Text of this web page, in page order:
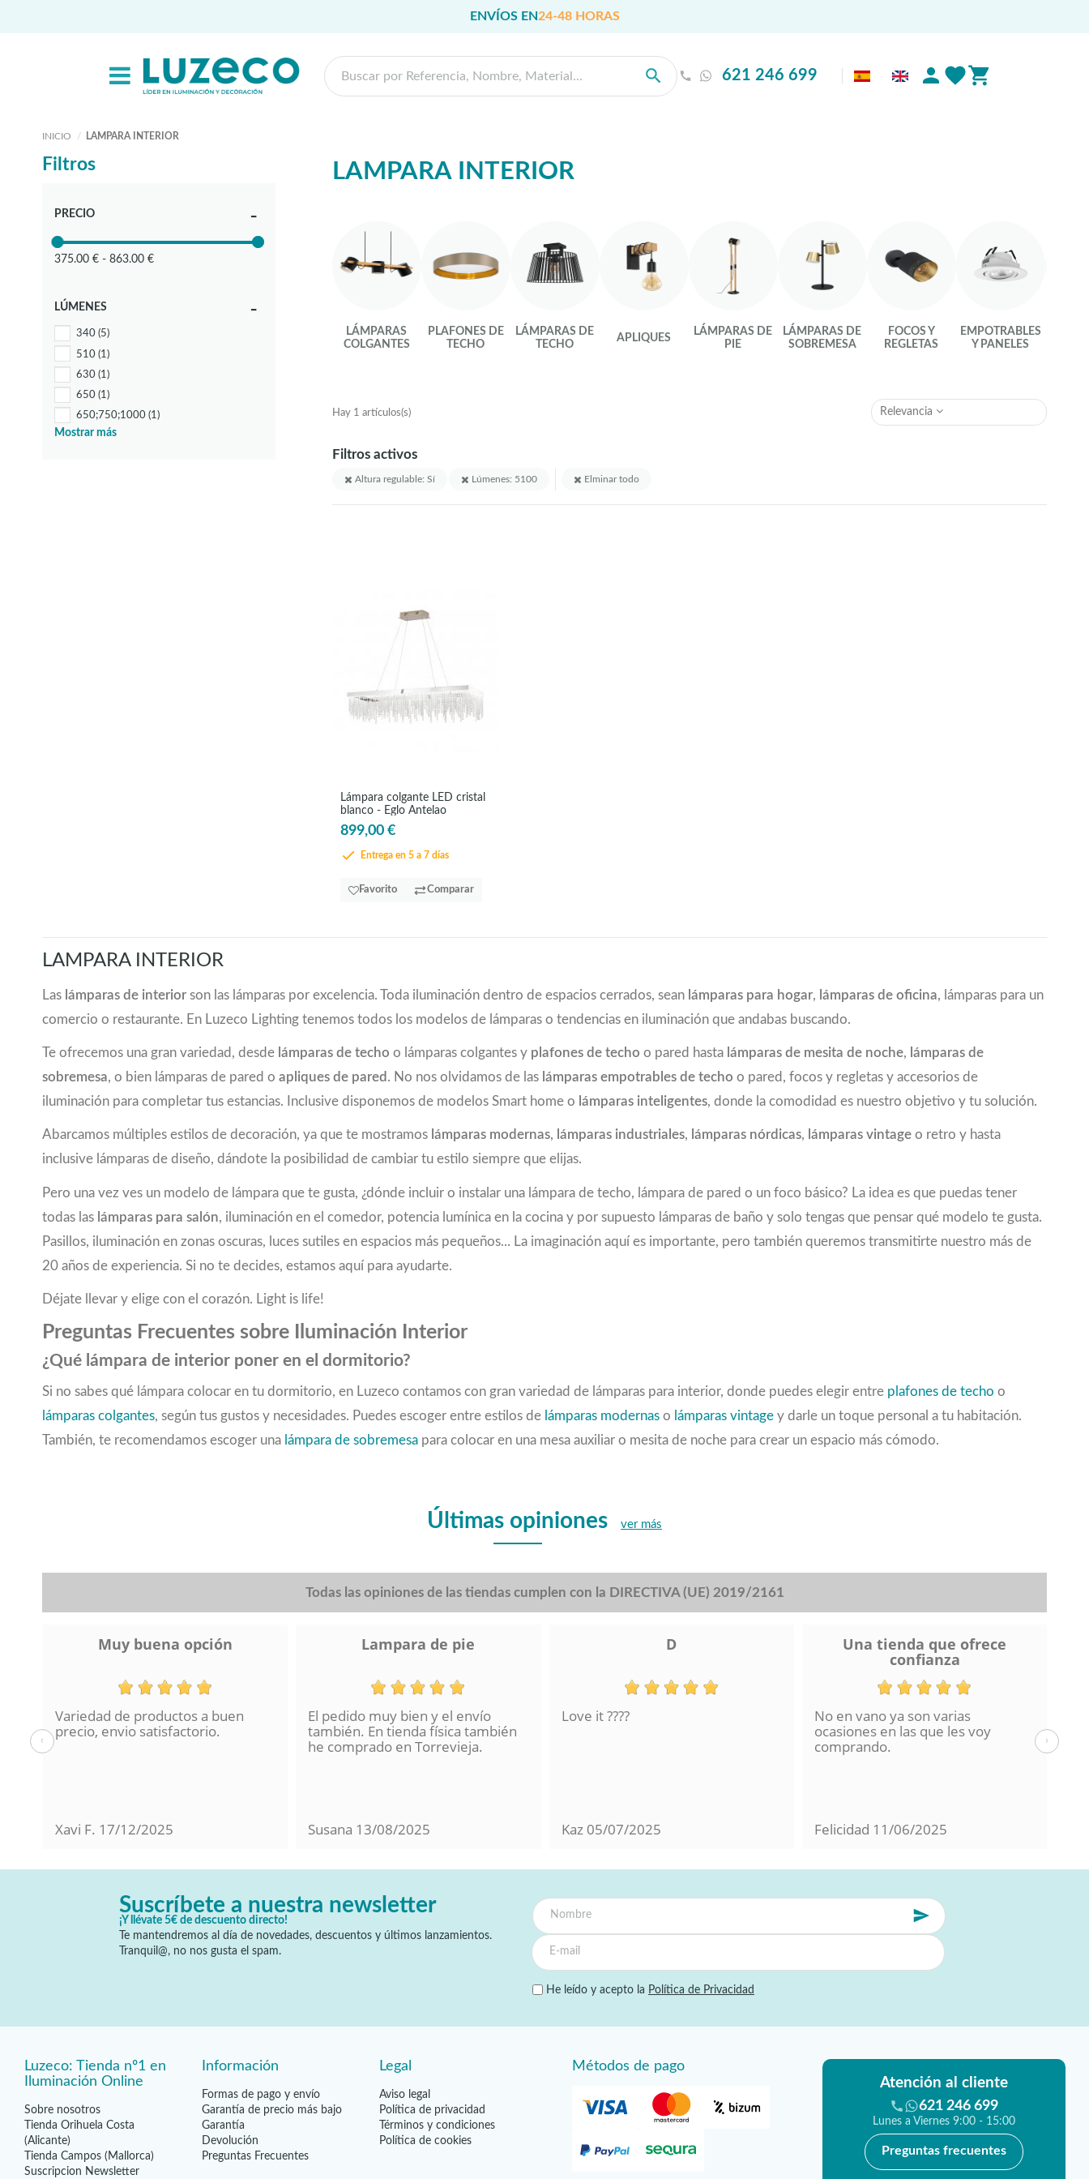
ENVÍOS EN24-48 HORAS
621 246 699
INICIO LAMPARA INTERIOR
LAMPARA INTERIOR
LÁMPARAS
COLGANTES
PLAFONES DE
TECHO
LÁMPARAS DE
TECHO
APLIQUES
LÁMPARAS DE
PIE
LÁMPARAS DE
SOBREMESA
FOCOS Y
REGLETAS
EMPOTRABLES
Y PANELES
Hay 1 artículos(s) Relevancia
Filtros activos
Altura regulable: Sí Lúmenes: 5100 Elminar todo
Lámpara colgante LED cristal
blanco - Eglo Antelao
899,00 €
Entrega en 5 a 7 días
Favorito Comparar
Filtros
PRECIO
375.00 € - 863.00 €
LÚMENES
340 (5)
510 (1)
630 (1)
650 (1)
650;750;1000 (1)
700(1)
3500(4)
4000(3)
4200(1)
5000 (1)
5100 (1)
5400(5)
5800(2)
5850(1)
8160(1)
9120
11610(1)
Mostrar más
LAMPARA INTERIOR
Las lámparas de interior son las lámparas por excelencia. Toda iluminación dentro de espacios cerrados, sean lámparas para hogar, lámparas de oficina, lámparas para un
comercio o restaurante. En Luzeco Lighting tenemos todos los modelos de lámparas o tendencias en iluminación que andabas buscando.
Te ofrecemos una gran variedad, desde lámparas de techo o lámparas colgantes y plafones de techo o pared hasta lámparas de mesita de noche, lámparas de
sobremesa, o bien lámparas de pared o apliques de pared . No nos olvidamos de las lámparas empotrables de techo o pared, focos y regletas y accesorios de
iluminación para completar tus estancias. Inclusive disponemos de modelos Smart home o lámparas inteligentes, donde la comodidad es nuestro objetivo y tu solución.
Abarcamos múltiples estilos de decoración, ya que te mostramos lámparas modernas, lámparas industriales, lámparas nórdicas, lámparas vintage o retro y hasta
inclusive lámparas de diseño, dándote la posibilidad de cambiar tu estilo siempre que elijas.
Pero una vez ves un modelo de lámpara que te gusta, ¿dónde incluir o instalar una lámpara de techo, lámpara de pared o un foco básico? La idea es que puedas tener
todas las lámparas para salón, iluminación en el comedor, potencia lumínica en la cocina y por supuesto lámparas de baño y solo tengas que pensar qué modelo te gusta.
Pasillos, iluminación en zonas oscuras, luces sutiles en espacios más pequeños... La imaginación aquí es importante, pero también queremos transmitirte nuestro más de
20 años de experiencia. Si no te decides, estamos aquí para ayudarte.
Déjate llevar y elige con el corazón. Light is life!
Preguntas Frecuentes sobre Iluminación Interior
¿Qué lámpara de interior poner en el dormitorio?
Si no sabes qué lámpara colocar en tu dormitorio, en Luzeco contamos con gran variedad de lámparas para interior, donde puedes elegir entre plafones de techo o
lámparas colgantes, según tus gustos y necesidades. Puedes escoger entre estilos de lámparas modernas o lámparas vintage y darle un toque personal a tu habitación.
También, te recomendamos escoger una lámpara de sobremesa para colocar en una mesa auxiliar o mesita de noche para crear un espacio más cómodo.
Últimas opiniones ver más
Todas las opiniones de las tiendas cumplen con la DIRECTIVA (UE) 2019/2161
Muy buena opción
Variedad de productos a buen
precio, envio satisfactorio.
Xavi F. 17/12/2025
Lampara de pie
El pedido muy bien y el envío
también. En tienda física también
he comprado en Torrevieja.
Susana 13/08/2025
D
Love it ????
Kaz 05/07/2025
Una tienda que ofrece
confianza
No en vano ya son varias
ocasiones en las que les voy
comprando.
Felicidad 11/06/2025
‹ ›
Suscríbete a nuestra newsletter
¡Y llévate 5€ de descuento directo!
Te mantendremos al día de novedades, descuentos y últimos lanzamientos.
Tranquil@, no nos gusta el spam.
He leído y acepto la Política de Privacidad
Luzeco: Tienda nº1 en
Iluminación Online
Sobre nosotros
Tienda Orihuela Costa
(Alicante)
Tienda Campos (Mallorca)
Suscripcion Newsletter
Información
Formas de pago y envío
Garantía de precio más bajo
Garantía
Devolución
Preguntas Frecuentes
Legal
Aviso legal
Política de privacidad
Términos y condiciones
Política de cookies
Métodos de pago
Atención al cliente
621 246 699
Lunes a Viernes 9:00 - 15:00
Preguntas frecuentes